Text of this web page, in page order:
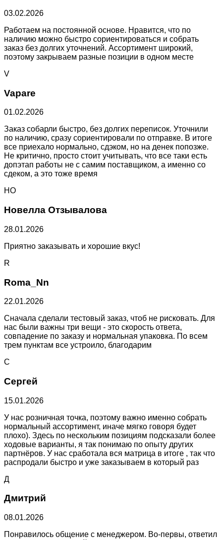
03.02.2026
Работаем на постоянной основе. Нравится, что по
наличию можно быстро сориентироваться и собрать
заказ без долгих уточнений. Ассортимент широкий,
поэтому закрываем разные позиции в одном месте
V
Vapare
01.02.2026
Заказ собарли быстро, без долгих переписок. Уточнили
по наличию, сразу сориентировали по отправке. В итоге
все приехало нормально, сдэком, но на денек попозже.
Не критично, просто стоит учитывать, что все таки есть
допэтап работы не с самим поставщиком, а именно со
сдеком, а это тоже время
НО
Новелла Отзывалова
28.01.2026
Приятно заказывать и хорошие вкус!
R
Roma_Nn
22.01.2026
Сначала сделали тестовый заказ, чтоб не рисковать. Для
нас были важны три вещи - это скорость ответа,
совпадение по заказу и нормальная упаковка. По всем
трем пунктам все устроило, благодарим
С
Сергей
15.01.2026
У нас розничная точка, поэтому важно именно собрать
нормальный ассортимент, иначе мягко говоря будет
плохо). Здесь по нескольким позициям подсказали более
ходовые варианты, я так понимаю по опыту других
партнёров. У нас сработала вся матрица в итоге , так что
распродали быстро и уже заказываем в который раз
Д
Дмитрий
08.01.2026
Понравилось общение с менеджером. Во-первы, ответил